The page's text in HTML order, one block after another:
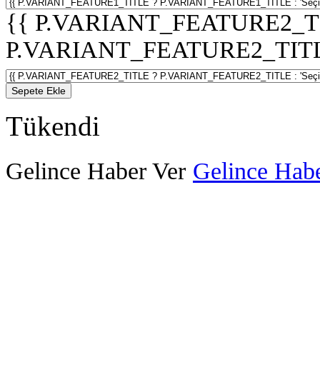
{{
Sepete Ekle
Tükendi
Gelince Haber Ver Gelince